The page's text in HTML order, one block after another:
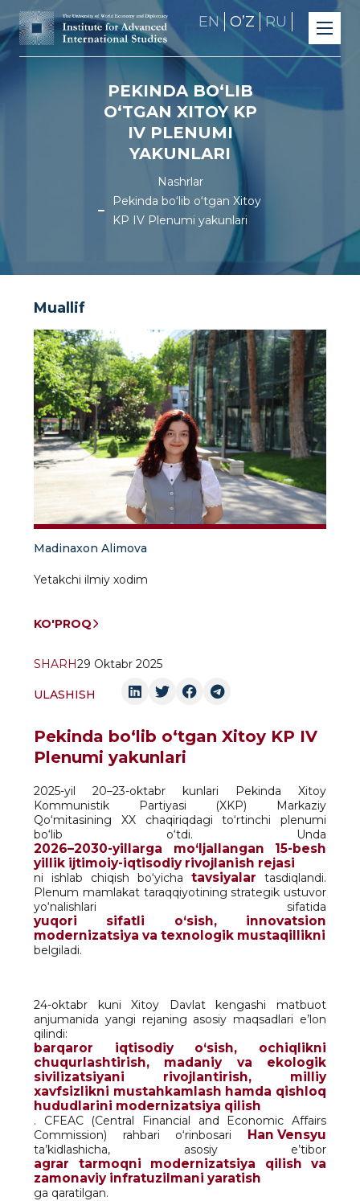
EN OʼZ RU
PEKINDA BO‘LIB
O‘TGAN XITOY KP
IV PLENUMI
YAKUNLARI
Nashrlar
Pekinda bo‘lib o‘tgan Xitoy
KP IV Plenumi yakunlari
Muallif
Madinaxon Alimova
Yetakchi ilmiy xodim
KO'PROQ
SHARH29 Oktabr 2025
ULASHISH
Pekinda bo‘lib o‘tgan Xitoy KP IV
Plenumi yakunlari
2025-yil 20–23-oktabr kunlari Pekinda Xitoy
Kommunistik Partiyasi (XKP) Markaziy
Qo‘mitasining XX chaqiriqdagi to‘rtinchi plenumi
bo‘lib o‘tdi. Unda
2026–2030-yillarga mo‘ljallangan 15-besh
yillik ijtimoiy-iqtisodiy rivojlanish rejasi
ni ishlab chiqish bo‘yicha tavsiyalar tasdiqlandi.
Plenum mamlakat taraqqiyotining strategik ustuvor
yo‘nalishlari sifatida
yuqori sifatli o‘sish, innovatsion
modernizatsiya va texnologik mustaqillikni
belgiladi.
24-oktabr kuni Xitoy Davlat kengashi matbuot
anjumanida yangi rejaning asosiy maqsadlari e’lon
qilindi:
barqaror iqtisodiy o‘sish, ochiqlikni
chuqurlashtirish, madaniy va ekologik
sivilizatsiyani rivojlantirish, milliy
xavfsizlikni mustahkamlash hamda qishloq
hududlarini modernizatsiya qilish
. CFEAC (Central Financial and Economic Affairs
Commission) rahbari o‘rinbosari Han Vensyu
ta’kidlashicha, asosiy e’tibor
agrar tarmoqni modernizatsiya qilish va
zamonaviy infratuzilmani yaratish
ga qaratilgan.